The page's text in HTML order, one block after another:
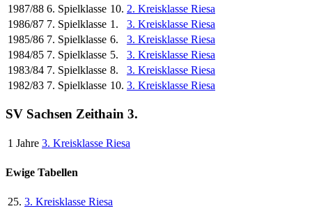
1987/88 6. Spielklasse 10. 2. Kreisklasse Riesa
1986/87 7. Spielklasse 1.
3. Kreisklasse Riesa
1985/86 7. Spielklasse 6.
3. Kreisklasse Riesa
1984/85 7. Spielklasse 5.
3. Kreisklasse Riesa
1983/84 7. Spielklasse 8.
3. Kreisklasse Riesa
1982/83 7. Spielklasse 10. 3. Kreisklasse Riesa
SV Sachsen Zeithain 3.
1 Jahre 3. Kreisklasse Riesa
Ewige Tabellen
25. 3. Kreisklasse Riesa